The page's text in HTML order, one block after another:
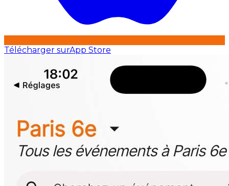
Télécharger surApp Store